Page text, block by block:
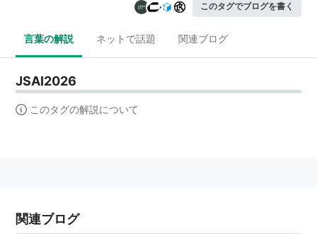
このタグでブログを書く
言葉の解説 ネットで話題 関連ブログ
JSAI2026
このタグの解説について
関連ブログ